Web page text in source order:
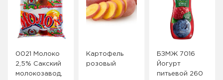
0021 Молоко
2,5% Сакский
молокозавод,
Картофель
розовый
БЗМЖ 7016
Йогурт
питьевой 260